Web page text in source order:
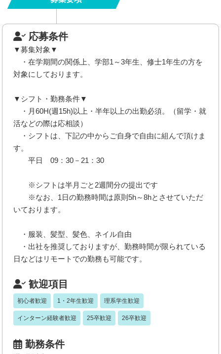
応募条件
▼募集対象▼
・在学期間の関係上、学部1～3年生、修士1年生の方を
対象にしております。
▼シフト・勤務条件▼
・月60H(週15h)以上・半年以上の出勤必須。（留学・就
活などの際は応相談）
・シフトは、下記の中からご自身で自由に組んで頂けま
す。
平日 09：30－21：30
※シフトは半月ごと2週間分の提出です
※なお、1日の勤務時間は原則5h～8hとさせていただ
いております。
・服装、髪型、髪色、ネイル自由
・出社を推奨しておりますが、勤務時間が限られている
日などはリモートでの勤務も可能です。
歓迎項目
初心者歓迎 1・2年生歓迎 理系学生歓迎
インターン経験者歓迎 25卒歓迎 26卒歓迎
勤務条件